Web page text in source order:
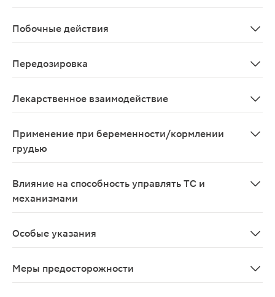
Побочные действия
Передозировка
Лекарственное взаимодействие
Применение при беременности/кормлении
грудью
Влияние на способность управлять ТС и
механизмами
Особые указания
Меры предосторожности